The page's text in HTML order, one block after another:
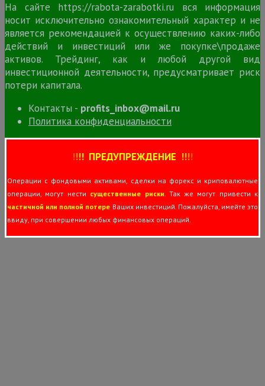
На сайте https://rabota-zarabotki.ru вся информация
носит исключительно ознакомительный характер и не
является рекомендацией к осуществлению каких-либо
действий и инвестиций или же покупке\продаже
активов. Трейдинг, как и любой другой вид
инвестиционной деятельности, предусматривает риск
потери капитала.
Контакты - profits_inbox@mail.ru
Политика конфиденциальности
!!!! ПРЕДУПРЕЖДЕНИЕ !!!!
Операции с фондовыми активами, сделки на форекс и криповалютные
операции, могут нести существенные риски. Так же могут привести к
частичной или полной потере Ваших инвестиций. Пожалуйста, имейте это
ввиду, при совершении любых финансовых операций.